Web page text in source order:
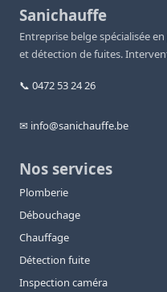
Sanichauffe
Entreprise belge spécialisée
et détection de fuites.
📞 0472 53 24 26
✉ info@sanichauffe.be
Nos services
Plomberie
Débouchage
Chauffage
Détection fuite
Inspection caméra